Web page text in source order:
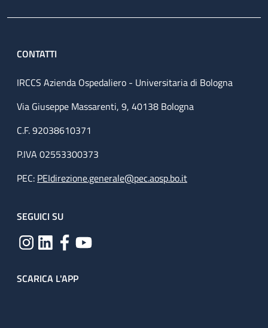
CONTATTI
IRCCS Azienda Ospedaliero - Universitaria di Bologna
Via Giuseppe Massarenti, 9, 40138 Bologna
C.F. 92038610371
P.IVA 02553300373
PEC: PEIdirezione.generale@pec.aosp.bo.it
SEGUICI SU
SCARICA L'APP